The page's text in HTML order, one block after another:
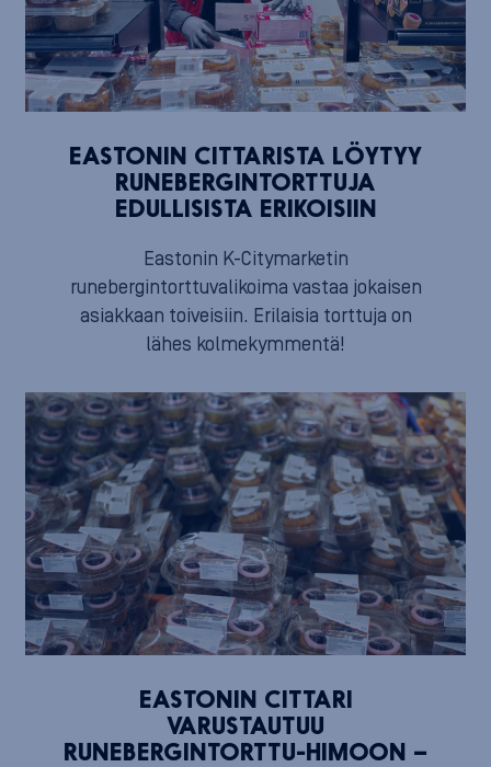
EASTONIN CITTARISTA LÖYTYY
RUNEBERGINTORTTUJA
EDULLISISTA ERIKOISIIN
Eastonin K-Citymarketin
runebergintorttuvalikoima vastaa jokaisen
asiakkaan toiveisiin. Erilaisia torttuja on
lähes kolmekymmentä!
EASTONIN CITTARI
VARUSTAUTUU
RUNEBERGINTORTTU-HIMOON –